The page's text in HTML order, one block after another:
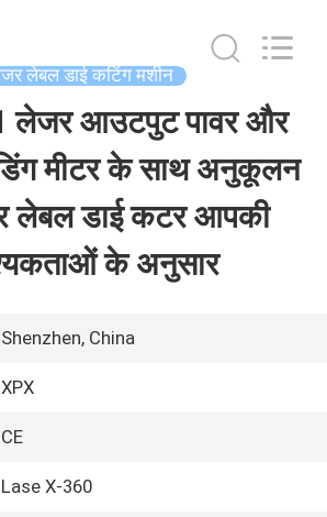
लेबल डाई कटिंग मशीन
लेजर आउटपुट पावर और
मीटर के साथ अनुकूलन
लेबल डाई कटर आपकी
के अनुसार
Shenzhen, China
XPX
CE
Lase X-360